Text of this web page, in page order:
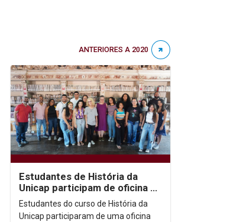
ANTERIORES A 2020
Estudantes de História da
Unicap participam de oficina no
Convento de São Francisco em
Olinda
Estudantes do curso de História da
Unicap participaram de uma oficina